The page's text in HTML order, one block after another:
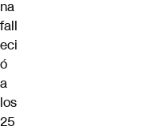
na
fall
eci
ó
a
los
25